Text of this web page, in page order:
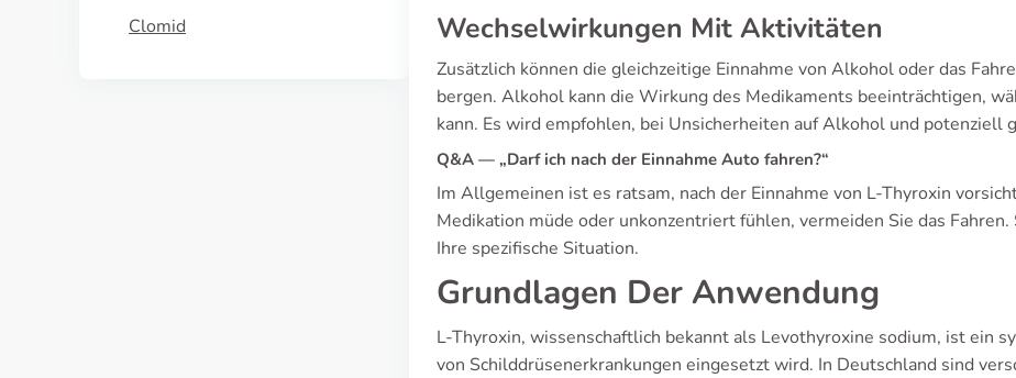
Clomid Wechselwirkungen Mit Aktivitäten
Zusätzlich können die gleichzeitige Einnahme von Alkohol oder das
bergen. Alkohol kann die Wirkung des Medikaments beeinträchtigen,
kann. Es wird empfohlen, bei Unsicherheiten auf Alkohol und potenziell
Q&A — „Darf ich nach der Einnahme Auto fahren?“
Im Allgemeinen ist es ratsam, nach der Einnahme von L-Thyroxin
Medikation müde oder unkonzentriert fühlen, vermeiden Sie das
Ihre spezifische Situation.
Grundlagen Der Anwendung
L-Thyroxin, wissenschaftlich bekannt als Levothyroxine sodium, ist ein
von Schilddrüsenerkrankungen eingesetzt wird. In Deutschland sind